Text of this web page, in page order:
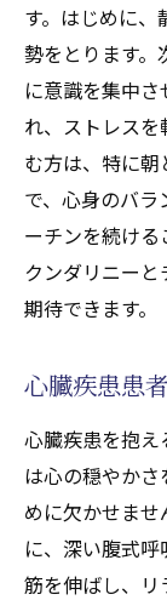
す。はじめに
勢をとります。
に意識を集中
れ、ストレス
む方は、特に
で、心身のバ
ーチンを続ける
クンダリニー
期待できます。
心臓疾患患
心臓疾患を抱え
は心の穏やか
めに欠かせま
に、深い腹式
筋を伸ばし、